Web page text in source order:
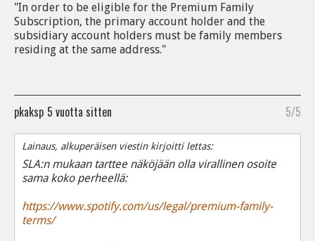
"In order to be eligible for the Premium Family
Subscription, the primary account holder and the
subsidiary account holders must be family members
residing at the same address."
pkaksp 5 vuotta sitten 5/5
Lainaus, alkuperäisen viestin kirjoitti lettas:
SLA:n mukaan tarttee näköjään olla virallinen osoite
sama koko perheellä:
https://www.spotify.com/us/legal/premium-family-
terms/